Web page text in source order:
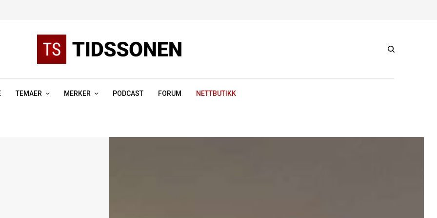
TEMAER MERKER PODCAST FORUM NETTBUTIKK